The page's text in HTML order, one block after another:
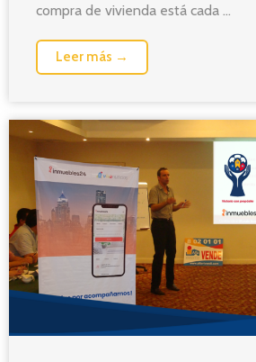
compra de vivienda está cada ...
Leer más →